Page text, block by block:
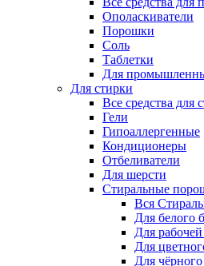
Ополаскиватели
Порошки
Соль
Таблетки
Для
Для стирки
Все средства для
Гели
Гипоаллергенные
Кондиционеры
Отбеливатели
Для шерсти
Стиральные
Вся
Для белого
Для
Для
Для чёрного